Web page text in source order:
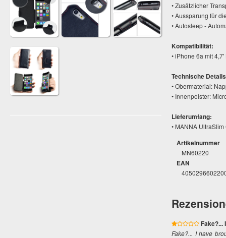
• Zusätzlicher
• Aussparung für
• Autosleep -
Kompatibilität:
• iPhone 6a mit
Technische
• Obermaterial:
• Innenpolster:
Lieferumfang:
• MANNA
Artikelnummer
MN60220
EAN
Fake?... I have